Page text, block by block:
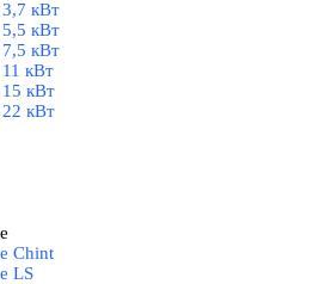
кВт
кВт
кВт
кВт
кВт
кВт
Chint
LS